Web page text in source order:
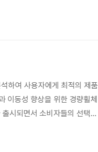
하여 사용자에게 최적의 제품
이동성 향상을 위한 경량휠체
시되면서 소비자들의 선택은
용자 후기를 바탕으로 최적의